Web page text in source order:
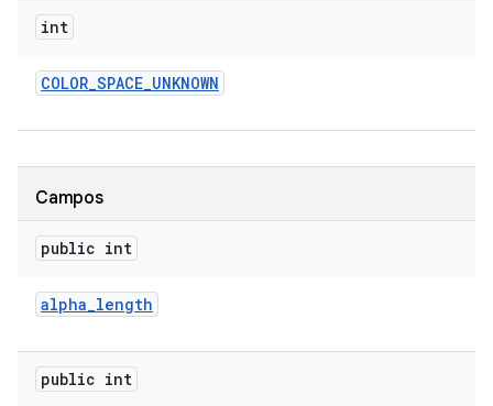
int
COLOR_SPACE_UNKNOWN
Campos
public int
alpha_length
public int